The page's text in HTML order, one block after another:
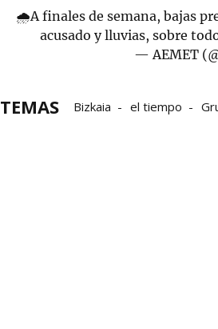
🌧️A finales de semana, bajas
acusado y lluvias, sobre
— AEMET
TEMAS Bizkaia el tiempo